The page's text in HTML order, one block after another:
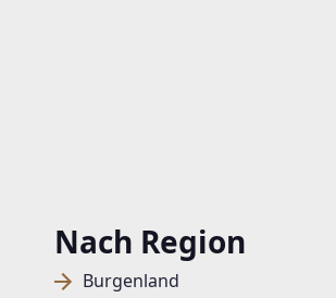
Nach Region
Burgenland